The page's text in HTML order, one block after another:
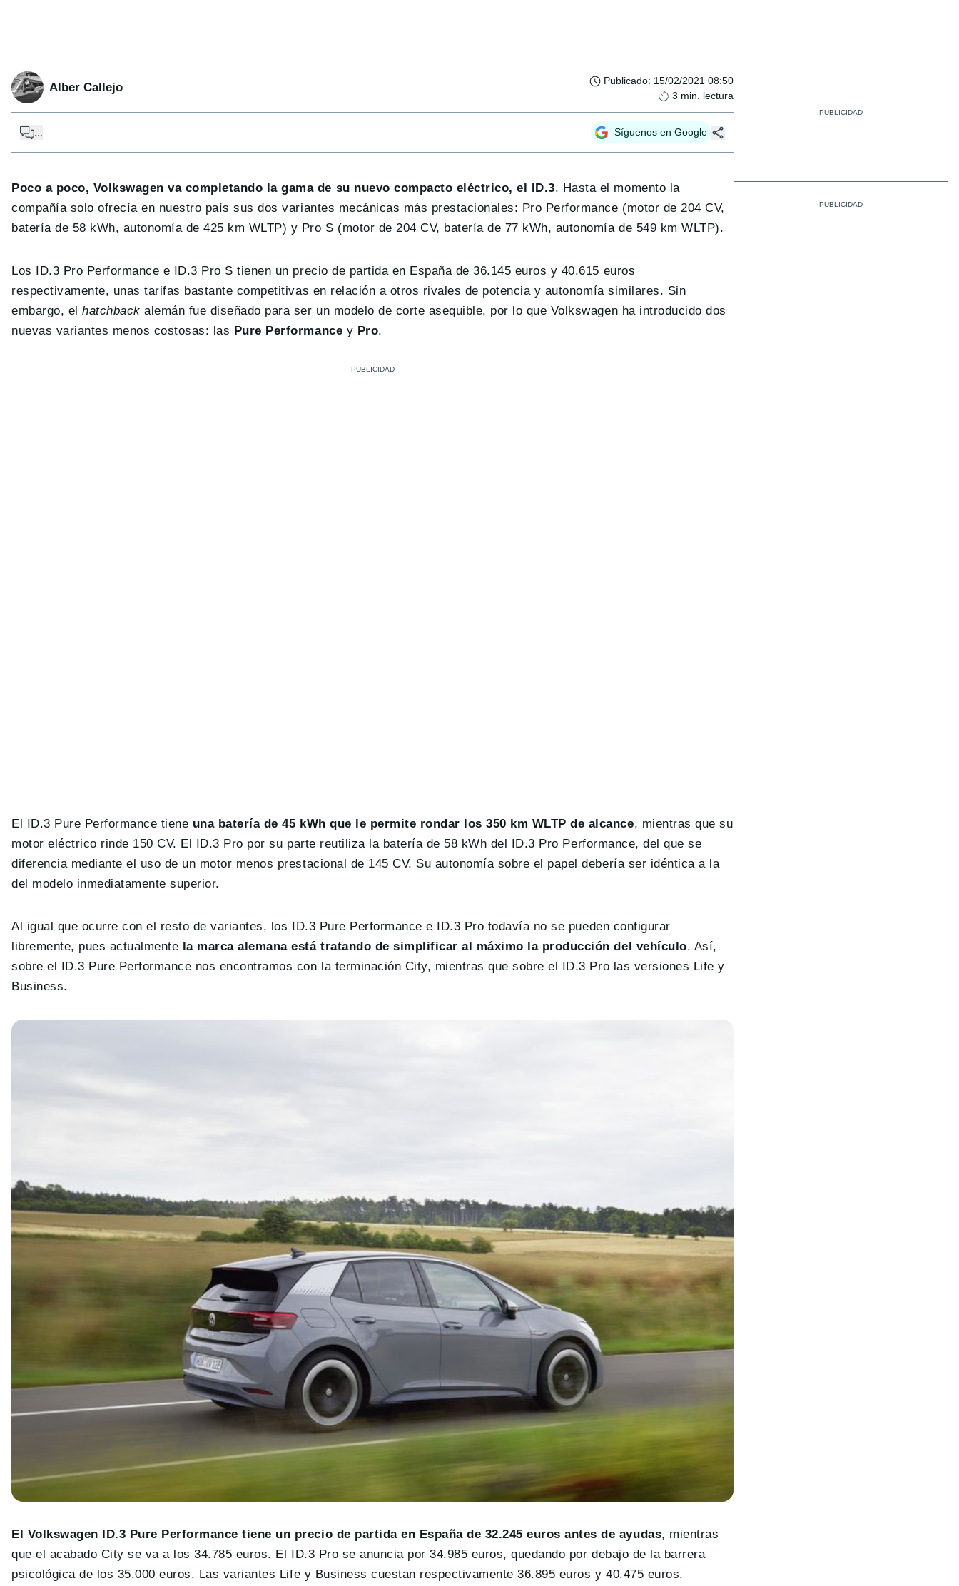
Alber Callejo Publicado: 15/02/2021 08:50
3 min. lectura
... Síguenos en Google
Poco a poco, Volkswagen va completando la gama de su nuevo compacto eléctrico, el ID.3. Hasta el momento la
compañía solo ofrecía en nuestro país sus dos variantes mecánicas más prestacionales: Pro Performance (motor de 204 CV,
batería de 58 kWh, autonomía de 425 km WLTP) y Pro S (motor de 204 CV, batería de 77 kWh, autonomía de 549 km WLTP).
Los ID.3 Pro Performance e ID.3 Pro S tienen un precio de partida en España de 36.145 euros y 40.615 euros
respectivamente, unas tarifas bastante competitivas en relación a otros rivales de potencia y autonomía similares. Sin
embargo, elhatchback alemán fue diseñado para ser un modelo de corte asequible, por lo que Volkswagen ha introducido dos
nuevas variantes menos costosas: las Pure Performance y Pro.
El ID.3 Pure Performance tiene una batería de 45 kWh que le permite rondar los 350 km WLTP de alcance, mientras que su
motor eléctrico rinde 150 CV. El ID.3 Pro por su parte reutiliza la batería de 58 kWh del ID.3 Pro Performance, del que se
diferencia mediante el uso de un motor menos prestacional de 145 CV. Su autonomía sobre el papel debería ser idéntica a la
del modelo inmediatamente superior.
Al igual que ocurre con el resto de variantes, los ID.3 Pure Performance e ID.3 Pro todavía no se pueden configurar
libremente, pues actualmente la marca alemana está tratando de simplificar al máximo la producción del vehículo. Así,
sobre el ID.3 Pure Performance nos encontramos con la terminación City, mientras que sobre el ID.3 Pro las versiones Life y
Business.
El Volkswagen ID.3 Pure Performance tiene un precio de partida en España de 32.245 euros antes de ayudas, mientras
que el acabado City se va a los 34.785 euros. El ID.3 Pro se anuncia por 34.985 euros, quedando por debajo de la barrera
psicológica de los 35.000 euros. Las variantes Life y Business cuestan respectivamente 36.895 euros y 40.475 euros.